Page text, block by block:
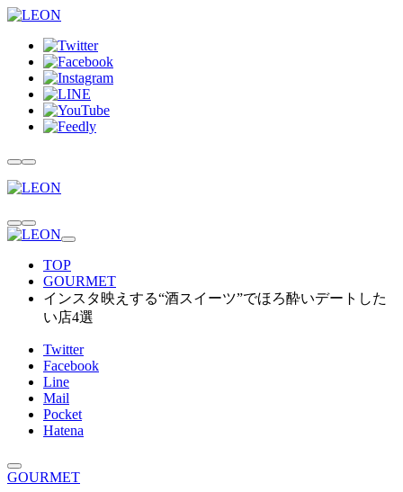
TOP
GOURMET
インスタ映えする“酒スイーツ”でほろ酔いデートした
い店4選
Twitter
Facebook
Line
Mail
Pocket
Hatena
GOURMET